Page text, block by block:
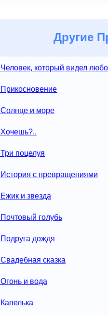
Другие
Человек, который видел
Прикосновение
Солнце и море
Хочешь?..
Три поцелуя
История с превращениями
Ежик и звезда
Почтовый голубь
Подруга дождя
Свадебная сказка
Огонь и вода
Капелька